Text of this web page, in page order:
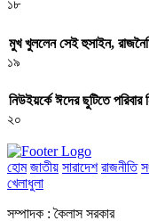
১৮
মুখ খুললেন সেই হুসাইন,
১৯
নিউইয়র্কে ঈদের ছুটিতে পরিবার
২০
হোম জাতীয় সারাদেশ রাজনীতি
খেলাধুলা
সম্পাদক : কৈলাস সরকার